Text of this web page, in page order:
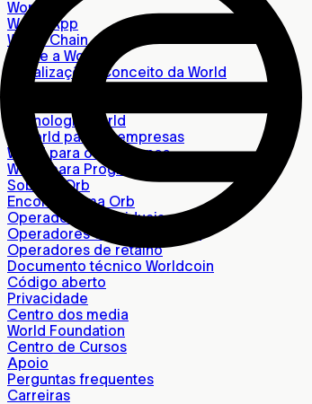
World ID
World App
World Chain
Sobre a World
Localizações Conceito da World
Blogs da World
Tecnologia World
A World para as empresas
World para os Governos
World para Programadores
Sobre a Orb
Encontrar uma Orb
Operadores individuais
Operadores da Comunidade
Operadores de retalho
Documento técnico Worldcoin
Código aberto
Privacidade
Centro dos media
World Foundation
Centro de Cursos
Apoio
Perguntas frequentes
Carreiras